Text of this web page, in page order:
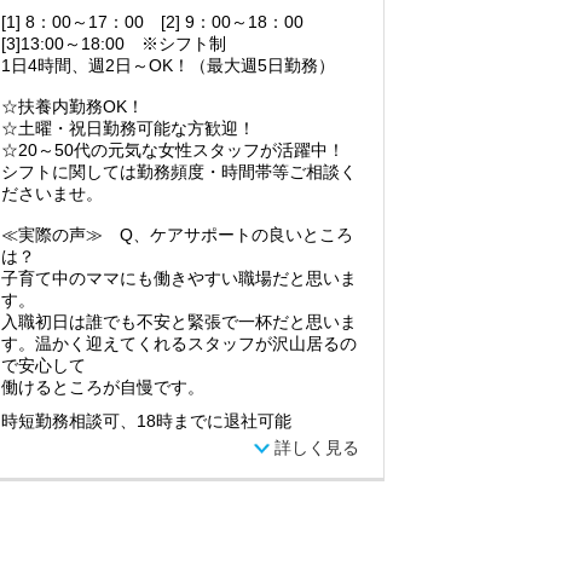
[1] 8：00～17：00 [2] 9：00～18：00
[3]13:00～18:00 ※シフト制
1日4時間、週2日～OK！（最大週5日勤務）
☆扶養内勤務OK！
☆土曜・祝日勤務可能な方歓迎！
☆20～50代の元気な女性スタッフが活躍中！
シフトに関しては勤務頻度・時間帯等ご相談く
ださいませ。
≪実際の声≫ Q、ケアサポートの良いところ
は？
子育て中のママにも働きやすい職場だと思いま
す。
入職初日は誰でも不安と緊張で一杯だと思いま
す。温かく迎えてくれるスタッフが沢山居るの
で安心して
働けるところが自慢です。
時短勤務相談可、18時までに退社可能
詳しく見る